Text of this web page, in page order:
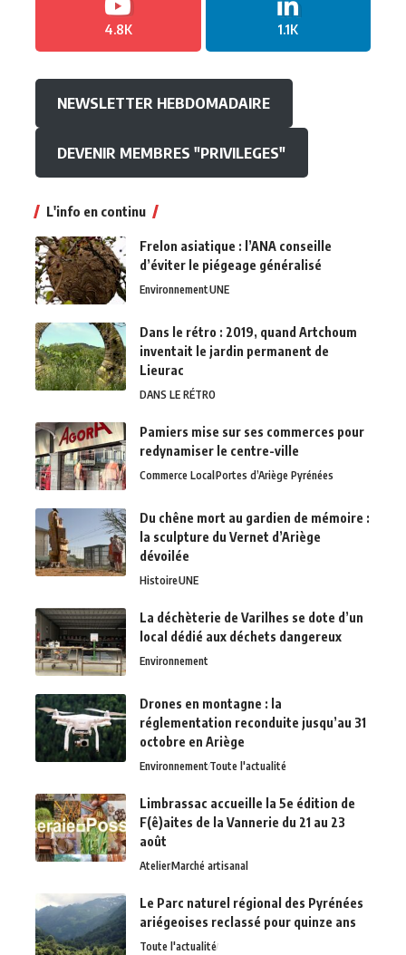
4.8K 1.1K
NEWSLETTER HEBDOMADAIRE
DEVENIR MEMBRES "PRIVILEGES"
L'info en continu
Frelon asiatique : l’ANA conseille
d’éviter le piégeage généralisé
EnvironnementUNE
Dans le rétro : 2019, quand Artchoum
inventait le jardin permanent de
Lieurac
DANS LE RÉTRO
Pamiers mise sur ses commerces pour
redynamiser le centre-ville
Commerce Local Portes d’Ariège Pyrénées
Du chêne mort au gardien de mémoire :
la sculpture du Vernet d’Ariège
dévoilée
HistoireUNE
La déchèterie de Varilhes se dote d’un
local dédié aux déchets dangereux
Environnement
Drones en montagne : la
réglementation reconduite jusqu’au 31
octobre en Ariège
EnvironnementToute l'actualité
Limbrassac accueille la 5e édition de
F(ê)aites de la Vannerie du 21 au 23
août
AtelierMarché artisanal
Le Parc naturel régional des Pyrénées
ariégeoises reclassé pour quinze ans
Toute l'actualité